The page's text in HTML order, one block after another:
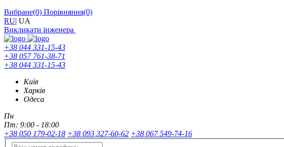
Вибране(0) Порівняння(0)
RU| UA
Викликати інженера
+38 044 331-15-43
+38 057 761-38-71
+38 044 331-15-43
Київ
Харків
Одеса
Пн
Пт: 9:00 - 18:00
+38 050 179-02-18 +38 093 327-60-62 +38 067 549-74-16